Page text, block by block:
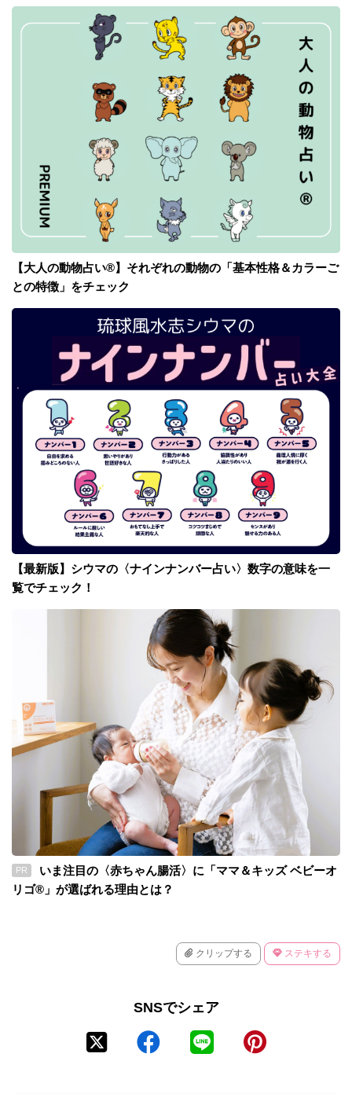
【大人の動物占い®】それぞれの動物の「基本性格＆カラーご
との特徴」をチェック
【最新版】シウマの〈ナインナンバー占い〉数字の意味を一
覧でチェック！
PR
いま注目の〈赤ちゃん腸活〉に「ママ＆キッズ ベビーオ
リゴ®」が選ばれる理由とは？
クリップする ステキする
SNSでシェア